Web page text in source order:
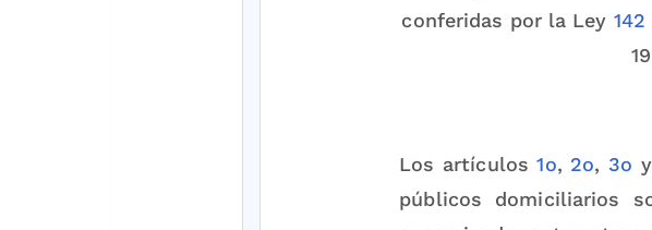
conferidas por la Ley 142
Los artículos1o, 2o,3o
públicos domiciliarios